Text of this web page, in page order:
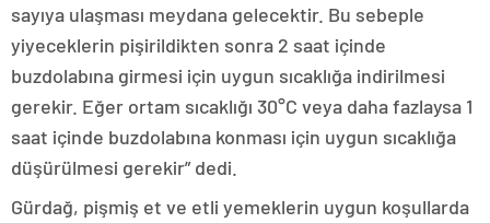
sayıya ulaşması meydana gelecektir. Bu sebeple
yiyeceklerin pişirildikten sonra 2 saat içinde
buzdolabına girmesi için uygun sıcaklığa indirilmesi
gerekir. Eğer ortam sıcaklığı 30°C veya daha fazlaysa 1
saat içinde buzdolabına konması için uygun sıcaklığa
düşürülmesi gerekir” dedi.
Gürdağ, pişmiş et ve etli yemeklerin uygun koşullarda